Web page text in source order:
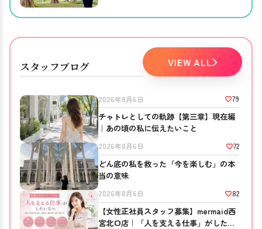
スタッフブログ VIEW ALL
2026年8月6日 79
チャトレとしての軌跡【第三章】現在編
｜あの頃の私に伝えたいこと
2026年8月6日 72
どん底の私を救った「今を楽しむ」の本
当の意味
2026年8月6日 82
【女性正社員スタッフ募集】mermaid西
宮北口店｜「人を支える仕事」がしたい